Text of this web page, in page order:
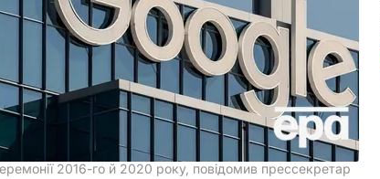
2016-го й 2020 року, повідомив прессекретар